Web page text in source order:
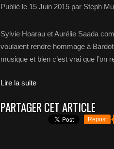
Publié le 15 Juin 2015 par Steph
Sylvie Hoarau et Aurélie Saada
voulaient rendre hommage à
musique et bien c’est vrai que
Lire la suite
PARTAGER CET ARTICLE
Repost